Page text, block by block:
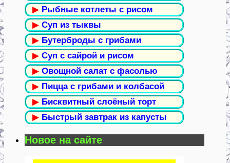
▶ Рыбные котлеты с рисом
▶ Суп из тыквы
▶ Бутерброды с грибами
▶ Суп с сайрой и рисом
▶ Овощной салат с фасолью
▶ Пицца с грибами и колбасой
▶ Бисквитный слоёный торт
▶ Быстрый завтрак из капусты
Новое на сайте